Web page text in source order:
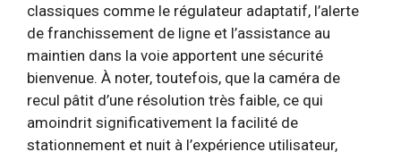
classiques comme le régulateur adaptatif, l’alerte
de franchissement de ligne et l’assistance au
maintien dans la voie apportent une sécurité
bienvenue. À noter, toutefois, que la caméra de
recul pâtit d’une résolution très faible, ce qui
amoindrit significativement la facilité de
stationnement et nuit à l’expérience utilisateur,